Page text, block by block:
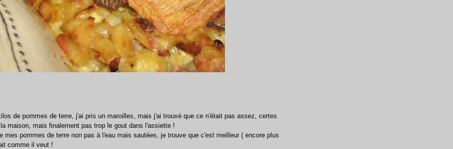
de pommes de terre, j'ai pris un maroilles, mais j'ai trouvé que ce n'était pas assez, certes
maison, mais finalement pas trop le gout dans l'assiette !
mes pommes de terre non pas à l'eau mais sautées, je trouve que c'est meilleur ( encore plus
comme il veut !